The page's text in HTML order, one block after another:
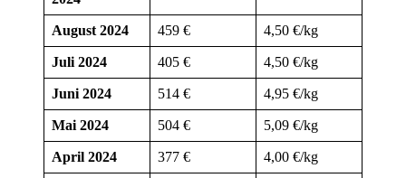
August 2024 459 € 4,50 €/kg
Juli 2024 405 € 4,50 €/kg
Juni 2024 514 € 4,95 €/kg
Mai 2024 504 € 5,09 €/kg
April 2024 377 € 4,00 €/kg